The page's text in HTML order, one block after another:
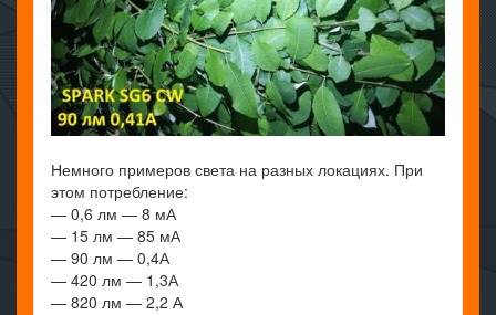
Немного примеров света на разных локациях. При
этом потребление:
— 0,6 лм — 8 мА
— 15 лм — 85 мА
— 90 лм — 0,4А
— 420 лм — 1,3А
— 820 лм — 2,2 А